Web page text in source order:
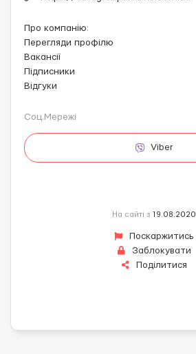
Про компанію:
Перегляди профілю
Вакансії
Підписники
Відгуки
Соц.Мережі
Viber
На сайті з 19.08.2020
Поскаржитись
Заблокувати
Поділитися